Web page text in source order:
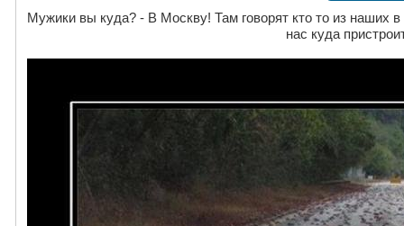
Мужики вы куда? - В Москву! Там говорят кто то из наших
нас куда